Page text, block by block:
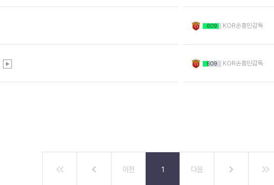
609 KOR손흥민감독
609 KOR손흥민감독
이전 1 다음